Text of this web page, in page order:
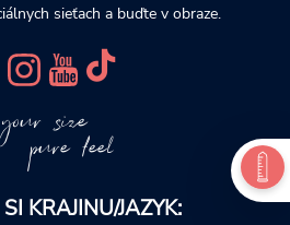
sieťach a buďte v obraze.
your size
pure feel
KRAJINU/JAZYK: